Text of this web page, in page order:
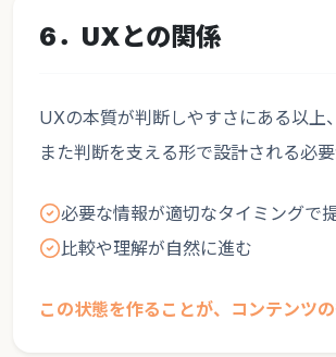
6．UXとの関係
UXの本質が判断しやすさにある以上
また判断を支える形で設計される必要
必要な情報が適切なタイミングで
比較や理解が自然に進む
この状態を作ることが、コンテンツの